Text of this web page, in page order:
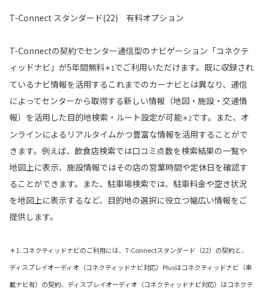
T-Connect スタンダード(22) 有料オプション
T-Connectの契約でセンター通信型のナビゲーション「コネクテ
ィッドナビ」が5年間無料＊1でご利用いただけます。既に収録され
ているナビ情報を活用するこれまでのカーナビとは異なり、通信
によってセンターから取得する新しい情報（地図・施設・交通情
報）を活用した目的地検索・ルート設定が可能＊2です。また、オ
ンラインによるリアルタイムかつ豊富な情報を活用することがで
きます。例えば、飲食店検索では口コミ点数を検索結果の一覧や
地図上に表示、施設情報ではその店の営業時間や定休日を確認す
ることができます。また、駐車場検索では、駐車料金や空き状況
を地図上に表示するなど、目的地の選択に役立つ幅広い情報をご
提供します。
＊1. コネクティッドナビのご利用には、T-Connectスタンダード（22）の契約と、
ディスプレイオーディオ（コネクティッドナビ対応）Plusはコネクティッドナビ（車
載ナビ有）の契約、ディスプレイオーディオ（コネクティッドナビ対応）はコネクテ